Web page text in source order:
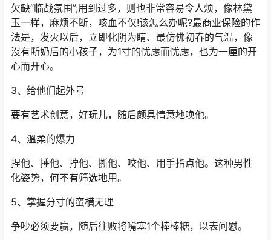
欠缺“临战氛围”;用到过多，则也非常容易令人烦，像林黛
玉一样，麻烦不断，咳血不仅!该怎么办呢?最商业保险的作
法是，发火以后，立即化阴为睛、最仿佛初春的气温，像
沒有断奶后的小孩子，为1寸的忧虑而忧虑，也为一厘的开
心而开心。
3、给他们起外号
要有艺术创意，好玩儿，随后颇具情意地唤他。
4、溫柔的爆力
捏他、捶他、拧他、撕他、咬他、用手指点他。这种男性
化姿势，何不有筛选地用。
5、掌握分寸的蛮横无理
争吵必须要赢，随后往败将嘴塞1个棒棒糖，以表问慰。